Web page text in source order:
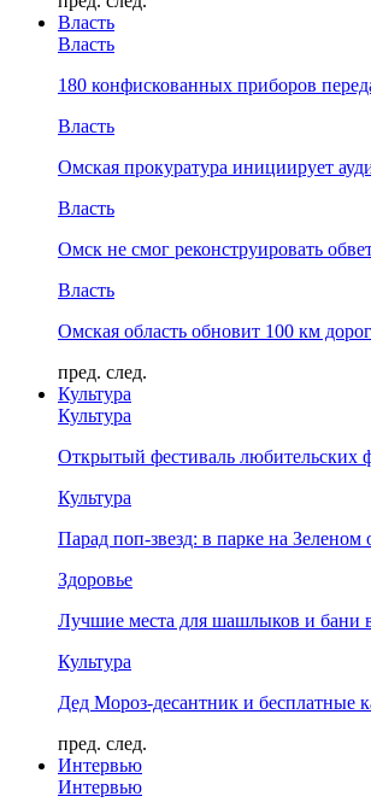
Власть
Власть
180 конфискованных приборов
Власть
Омская прокуратура инициирует
Власть
Омск не смог реконструировать
Власть
Омская область обновит 100 км
пред. след.
Культура
Культура
Открытый фестиваль любительских
Культура
Парад поп-звезд: в парке на Зеленом
Здоровье
Лучшие места для шашлыков и бани
Культура
Дед Мороз-десантник и бесплатные
пред. след.
Интервью
Интервью